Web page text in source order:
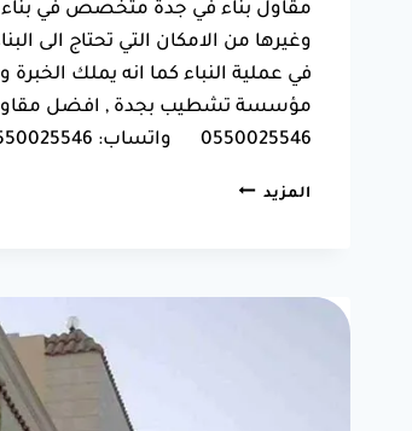
مقاول بناء في جدة متخصص في بناء
وغيرها من الامكان التي تحتاج الى
في عملية النباء كما انه يملك
مؤسسة تشطيب بجدة , افضل
0550025546 واتساب: 0550025546…
المزيد شركة